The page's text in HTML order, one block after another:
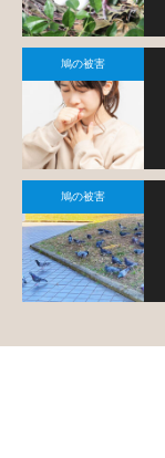
鳩の被害
鳩の被害